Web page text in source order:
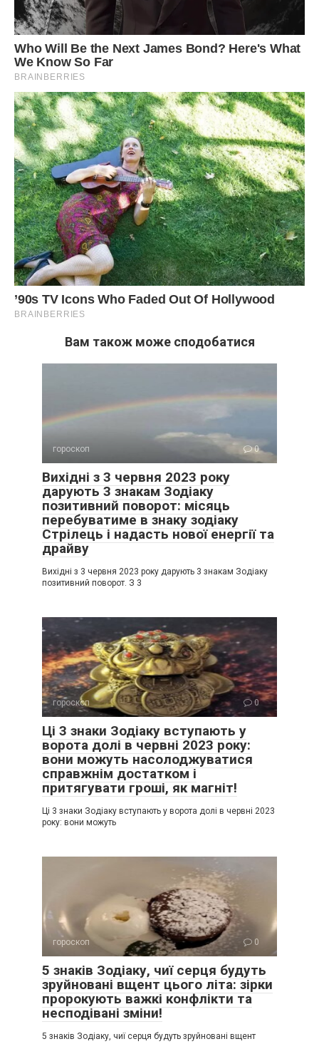
Вам також може сподобатися
гороскоп 0
Вихідні з 3 червня 2023 року
дарують 3 знакам Зодіаку
позитивний поворот: місяць
перебуватиме в знаку зодіаку
Стрілець і надасть нової енергії та
драйву
Вихідні з 3 червня 2023 року дарують 3 знакам Зодіаку
позитивний поворот. З 3
гороскоп 0
Ці 3 знаки Зодіаку вступають у
ворота долі в червні 2023 року:
вони можуть насолоджуватися
справжнім достатком і
притягувати гроші, як магніт!
Ці 3 знаки Зодіаку вступають у ворота долі в червні 2023
року: вони можуть
гороскоп 0
5 знаків Зодіаку, чиї серця будуть
зруйновані вщент цього літа: зірки
пророкують важкі конфлікти та
несподівані зміни!
5 знаків Зодіаку, чиї серця будуть зруйновані вщент